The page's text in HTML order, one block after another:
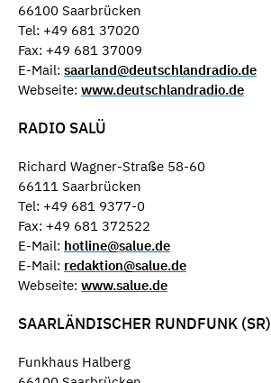
66100 Saarbrücken
Tel: +49 681 37020
Fax: +49 681 37009
E-Mail: saarland@deutschlandradio.de
Webseite: www.deutschlandradio.de
RADIO SALÜ
Richard Wagner-Straße 58-60
66111 Saarbrücken
Tel: +49 681 9377-0
Fax: +49 681 372522
E-Mail: hotline@salue.de
E-Mail: redaktion@salue.de
Webseite: www.salue.de
SAARLÄNDISCHER RUNDFUNK (SR)
Funkhaus Halberg